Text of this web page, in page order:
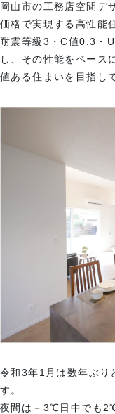
岡山市の工務店空間デ
価格で実現する高性能
耐震等級3・C値0.3・
し、その性能をベース
値ある住まいを目指し
令和3年1月は数年ぶり
す。
夜間は－3℃日中でも